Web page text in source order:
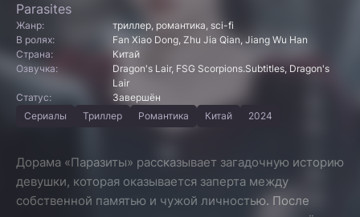
Parasites
Жанр:
триллер, романтика, sci-fi
В ролях:
Fan Xiao Dong, Zhu Jia Qian, Jiang Wu Han
Страна:
Китай
Озвучка:
Dragon's Lair, FSG Scorpions.Subtitles, Dragon's
Lair
Статус:
Завершён
Сериалы
Триллер Романтика Китай 2024
Дорама «Паразиты» рассказывает загадочную историю
девушки, которая оказывается заперта между
собственной памятью и чужой личностью. После